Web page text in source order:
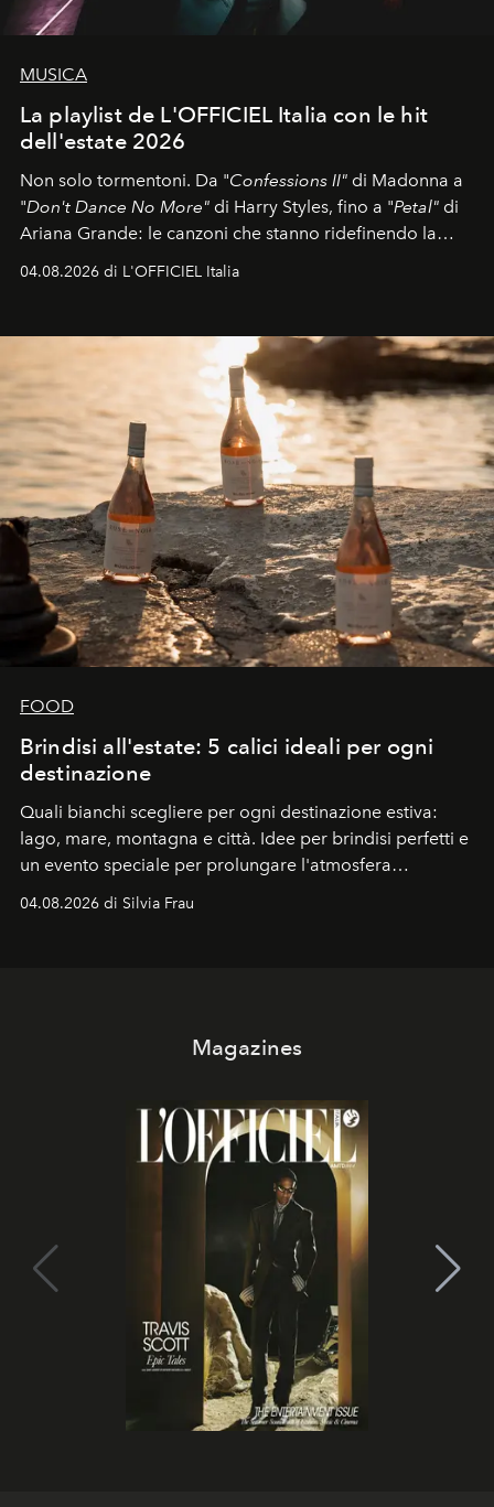
MUSICA
La playlist de L'OFFICIEL Italia con le hit
dell'estate 2026
Non solo tormentoni. Da "Confessions II" di Madonna a
"Don't Dance No More" di Harry Styles, fino a "Petal" di
Ariana Grande: le canzoni che stanno ridefinendo la
04.08.2026 di L'OFFICIEL Italia
FOOD
Brindisi all'estate: 5 calici ideali per ogni
destinazione
Quali bianchi scegliere per ogni destinazione estiva:
lago, mare, montagna e città. Idee per brindisi perfetti e
un evento speciale per prolungare l'atmosfera
04.08.2026 di Silvia Frau
Magazines